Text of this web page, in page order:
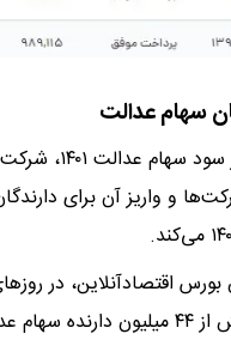
سهام عدالت
پس از
و واریز آن برای